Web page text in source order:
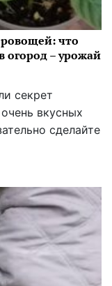
что
огород – урожай
секрет
вкусных
сделайте